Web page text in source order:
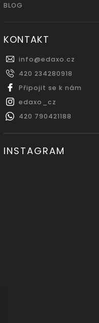
BLOG
KONTAKT
info@edaxo.cz
420 234280918
Připojit se k nám
edaxo_cz
420 790421188
INSTAGRAM